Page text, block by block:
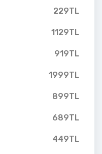
229TL
1129TL
919TL
1999TL
899TL
689TL
449TL